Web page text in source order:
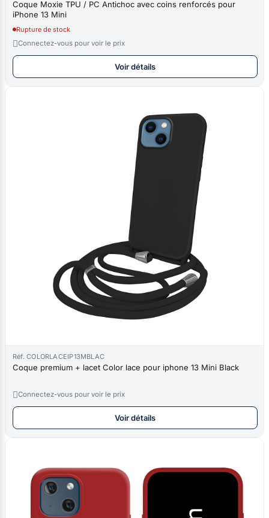
Coque Moxie TPU / PC Antichoc avec coins renforcés pour
iPhone 13 Mini
Rupture de stock
Connectez-vous pour voir le prix
Voir détails
Réf. COLORLACEIP13MBLAC
Coque premium + lacet Color lace pour iphone 13 Mini Black
Connectez-vous pour voir le prix
Voir détails